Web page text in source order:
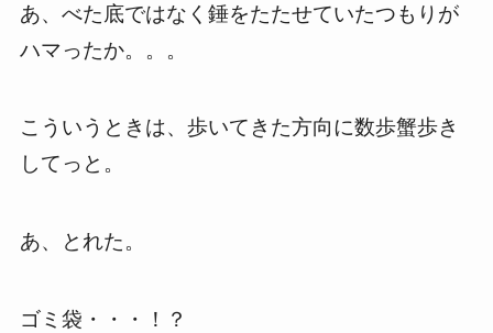
あ、べた底ではなく錘をたたせていたつもりが
ハマったか。。。
こういうときは、歩いてきた方向に数歩蟹歩き
してっと。
あ、とれた。
ゴミ袋・・・！？